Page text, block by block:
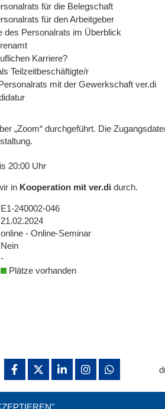
für die Belegschaft
für den Arbeitgeber
des Personalrats im Überblick
Karriere?
Teilzeitbeschäftigte/r
mit der Gewerkschaft ver.di
„Zoom“ durchgeführt. Die
20:00 Uhr
in Kooperation mit ver.di durch.
E1-240002-046
21.02.2024
online - Online-Seminar
Nein
-
Plätze vorhanden